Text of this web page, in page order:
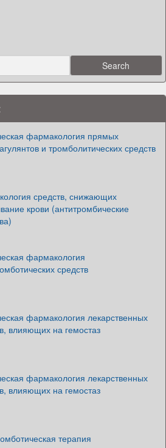
фармакология прямых
и тромболитических средств
средств, снижающих
крови (антитромбические
фармакология
средств
фармакология лекарственных
влияющих на гемостаз
фармакология лекарственных
влияющих на гемостаз
терапия